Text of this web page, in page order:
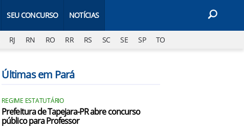
SEU CONCURSO NOTÍCIAS
RJ RN RO RR RS SC SE SP TO
Últimas em Pará
REGIME ESTATUTÁRIO
Prefeitura de Tapejara-PR abre concurso
público para Professor